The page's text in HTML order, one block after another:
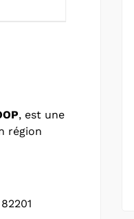
, est une
région